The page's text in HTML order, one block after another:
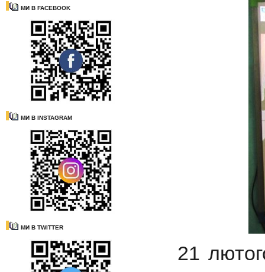
МИ В FACEBOOK
МИ В INSTAGRAM
МИ В TWITTER
21